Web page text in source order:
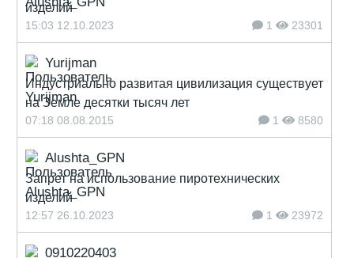
изделий
15:03 12.10.2023 1 23301
Yurijman
Индустриально развитая цивилизация существует
на Земле десятки тысяч лет
07:18 08.08.2015 1 8580
Alushta_GPN
Запрет на использование пиротехнических
изделий
12:57 26.10.2023 1 23972
0910220403